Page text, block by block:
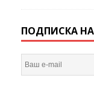
ПОДПИСКА